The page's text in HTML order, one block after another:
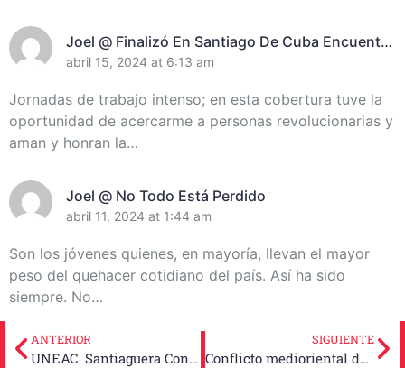
Joel @ Finalizó En Santiago De Cuba Encuentro
De Miembros Del Destacamento Pedagógico
abril 15, 2024 at 6:13 am
Jornadas de trabajo intenso; en esta cobertura tuve la
oportunidad de acercarme a personas revolucionarias y
aman y honran la…
Joel @ No Todo Está Perdido
abril 11, 2024 at 1:44 am
Son los jóvenes quienes, en mayoría, llevan el mayor
peso del quehacer cotidiano del país. Así ha sido
siempre. No…
ANTERIOR
UNEAC Santiaguera Conmemora Los 65 Años De Palabras A Los Intelectuales (+PodCast)
SIGUIENTE
Conflicto medioriental desata crisis energética global